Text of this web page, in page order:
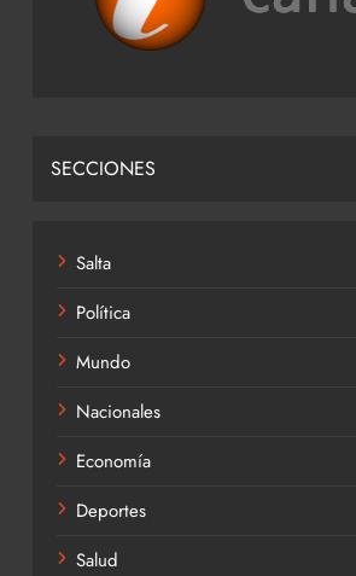
SECCIONES
Salta
Política
Mundo
Nacionales
Economía
Deportes
Salud